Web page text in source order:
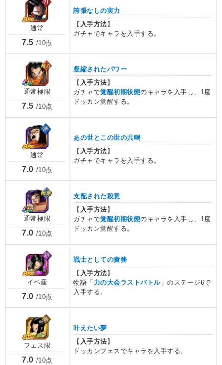
通常
7.5 /10点
誇張なしの実力
【 入手方法 】
ガチャでキャラを入手する。
通常極限
7.5 /10点
凝縮されたパワー
【 入手方法 】
ガチャで覚醒初期状態のキャラを入手し、1度
ドッカン覚醒する。
通常
7.0 /10点
あの世とこの世の共鳴
【 入手方法 】
ガチャでキャラを入手する。
通常極限
7.0 /10点
支配された殺意
【 入手方法 】
ガチャで覚醒初期状態のキャラを入手し、1度
ドッカン覚醒する。
イベ産
7.0 /10点
戦士としての責務
【 入手方法 】
物語「 力の大会ラストバトル」のステージ6で
入手する。
フェス限
7.0 /10点
叶えたい夢
【 入手方法 】
ドッカンフェスでキャラを入手する。